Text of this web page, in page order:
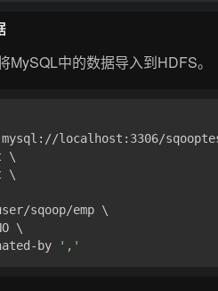
中的数据导入到HDFS。
localhost:3306/
\
\
sqoop/emp \
\
by
','